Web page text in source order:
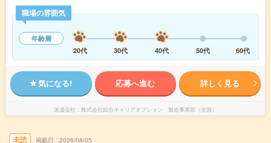
職場の雰囲気
年齢層
20代
30代 40代 50代 60代
気になる! 応募へ進む 詳しく見る
派遣会社 株式会社綜合キャリアオプション 製造事業部（全国）
未読 掲載日 2026/08/05